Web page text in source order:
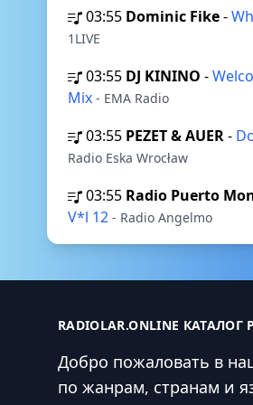
03:55 Dominic Fike-
1LIVE
03:55 DJ KININO -
Mix - EMA Radio
03:55 PEZET & AUER-
Radio Eska Wrocław
03:55 Radio Puerto
V*l 12 - Radio Angelmo
RADIOLAR.ONLINE
Добро пожаловать в
по жанрам, странам и